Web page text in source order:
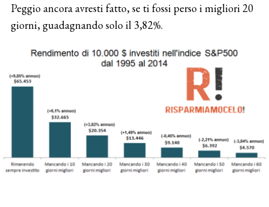
Peggio ancora avresti fatto, se ti fossi perso i migliori 20
giorni, guadagnando solo il 3,82%.